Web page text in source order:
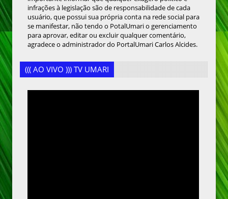
infrações à legislação são de responsabilidade de cada
usuário, que possui sua própria conta na rede social para
se manifestar, não tendo o PotalUmari o gerenciamento
para aprovar, editar ou excluir qualquer comentário,
agradece o administrador do PortalUmari Carlos Alcides.
((( AO VIVO ))) TV UMARI